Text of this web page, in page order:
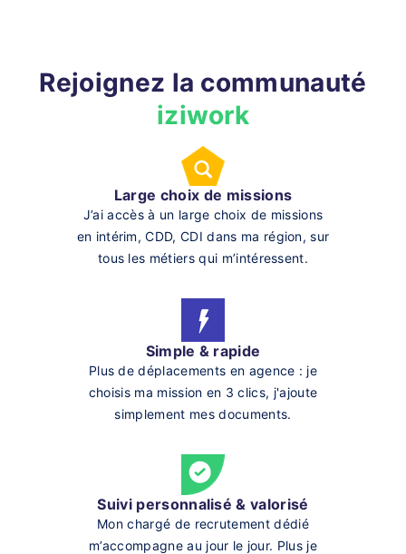
Rejoignez la communauté
iziwork
Large choix de missions
J’ai accès à un large choix de missions
en intérim, CDD, CDI dans ma région, sur
tous les métiers qui m’intéressent.
Simple & rapide
Plus de déplacements en agence : je
choisis ma mission en 3 clics, j'ajoute
simplement mes documents.
Suivi personnalisé & valorisé
Mon chargé de recrutement dédié
m’accompagne au jour le jour. Plus je